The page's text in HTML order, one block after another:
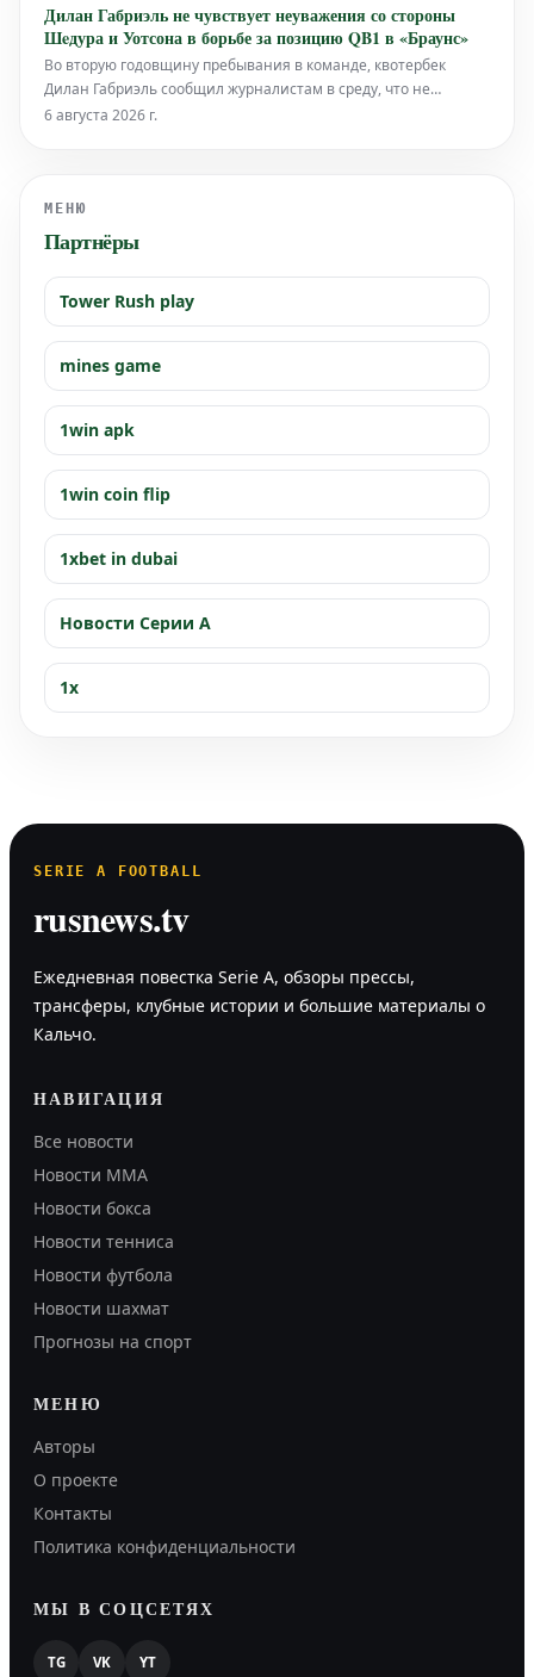
Дилан Габриэль не чувствует неуважения со стороны
Шeдура и Уотсона в борьбе за позицию QB1 в «Браунс»
Во вторую годовщину пребывания в команде, квотербек
Дилан Габриэль сообщил журналистам в среду, что не
ощущает неуважения из-за того, что борьба за позицию
6 августа 2026 г.
МЕНЮ
Партнёры
Tower Rush play
mines game
1win apk
1win coin flip
1xbet in dubai
Новости Серии А
1x
SERIE A FOOTBALL
rusnews.tv
Ежедневная повестка Serie A, обзоры прессы,
трансферы, клубные истории и большие материалы о
Кальчо.
НАВИГАЦИЯ
Все новости
Новости MMA
Новости бокса
Новости тенниса
Новости футбола
Новости шахмат
Прогнозы на спорт
МЕНЮ
Авторы
О проекте
Контакты
Политика конфиденциальности
МЫ В СОЦСЕТЯХ
TG VK YT